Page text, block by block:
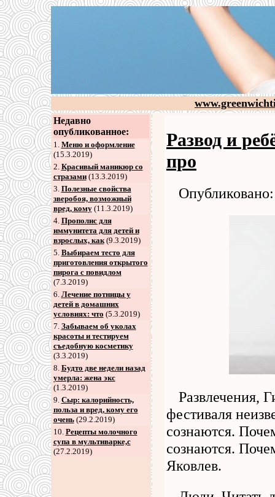
Недавно
опубликованное:
1. Меню и оформление
(15.3.2019)
2. Красивый маникюр со
стразами(13.3.2019)
3. Полезные свойства
зверобоя, возможный
вред, кому(11.3.2019)
4. Прополис для
иммунитета для детей и
взрослых, как(9.3.2019)
5. Выбираем тесто для
приготовления открытого
пирога с повидлом
(7.3.2019)
6. Лечение потницы у
детей в домашних
условиях: что (5.3.2019)
7. Забываем об уколах
красоты и тестируем
съедобную косметику
(3.3.2019)
8. Будто две недели назад
умерла: жена экс
(1.3.2019)
9. Сыр: калорийность,
польза и вред, кому его
очень(29.2.2019)
10. Рецепты молочного
супа в мультиварке,с
(27.2.2019)
Развод и
про
Развлечения,
фестиваля
сознаются.
сознаются.
Яковлев.